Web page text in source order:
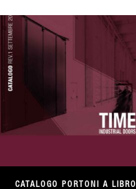
CATALOGO PORTONI A LIBRO